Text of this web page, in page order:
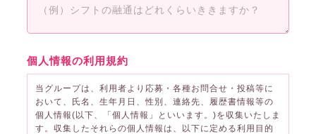
個人情報の利用規約
当グループは、利用者より応募・各種お問合せ・投稿等に
おいて、氏名、生年月日、性別、連絡先、履歴書情報等の
個人情報(以下、「個人情報」といいます。)を収集いたしま
す。収集したそれらの個人情報は、以下に定める利用目的